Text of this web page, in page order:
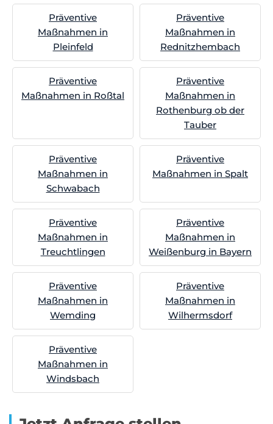
Präventive
Maßnahmen in
Pleinfeld
Präventive
Maßnahmen in
Rednitzhembach
Präventive
Maßnahmen in Roßtal
Präventive
Maßnahmen in
Rothenburg ob der
Tauber
Präventive
Maßnahmen in
Schwabach
Präventive
Maßnahmen in Spalt
Präventive
Maßnahmen in
Treuchtlingen
Präventive
Maßnahmen in
Weißenburg in Bayern
Präventive
Maßnahmen in
Wemding
Präventive
Maßnahmen in
Wilhermsdorf
Präventive
Maßnahmen in
Windsbach